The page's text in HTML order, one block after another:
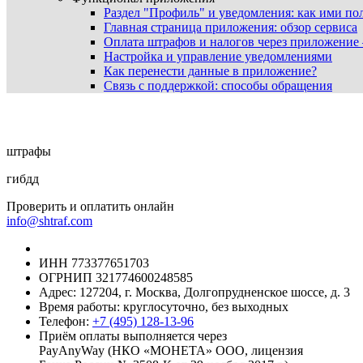
Раздел "Профиль" и уведомления: как ими
Главная страница приложения: обзор сервиса
Оплата штрафов и налогов через
Настройка и управление уведомлениями
Как перенести данные в приложение?
Связь с поддержкой: способы обращения
штрафы
гибдд
Проверить и оплатить онлайн
info@shtraf.com
ИНН 773377651703
ОГРНИП 321774600248585
Адрес: 127204, г. Москва, Долгопрудненское шоссе, д. 3
Время работы: круглосуточно, без выходных
Телефон: +7 (495) 128-13-96
Приём оплаты выполняется через
PayAnyWay (НКО «МОНЕТА» ООО, лицензия